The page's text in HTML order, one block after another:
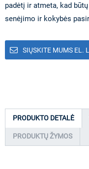
padėtį ir atmeta, kad
senėjimo ir kokybės
SIŲSKITE MUMS EL.
PRODUKTO DETALĖ
PRODUKTŲ ŽYMOS